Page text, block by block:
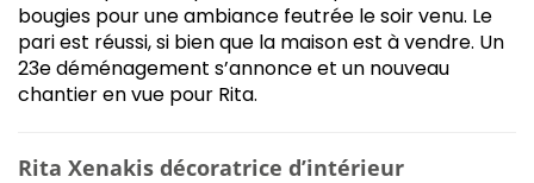
bougies pour une ambiance feutrée le soir venu. Le
pari est réussi, si bien que la maison est à vendre. Un
23e déménagement s’annonce et un nouveau
chantier en vue pour Rita.
Rita Xenakis décoratrice d’intérieur